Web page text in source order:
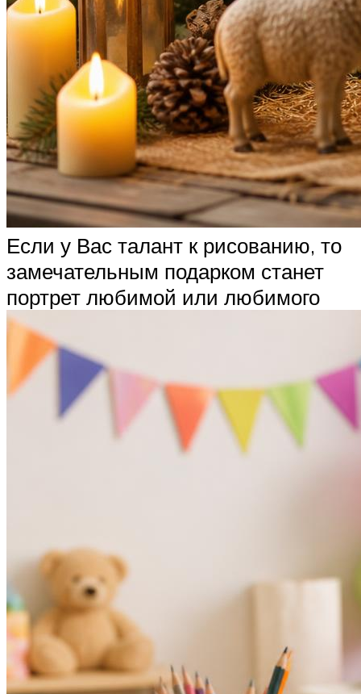
Если у Вас талант к рисованию, то
замечательным подарком станет
портрет любимой или любимого